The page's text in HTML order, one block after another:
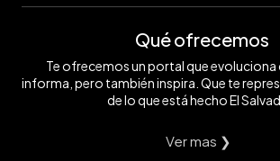
Qué ofrecemos
Te ofrecemos un portal que
informa, pero también inspira. Que te
de lo que está hecho El
Ver mas ❯